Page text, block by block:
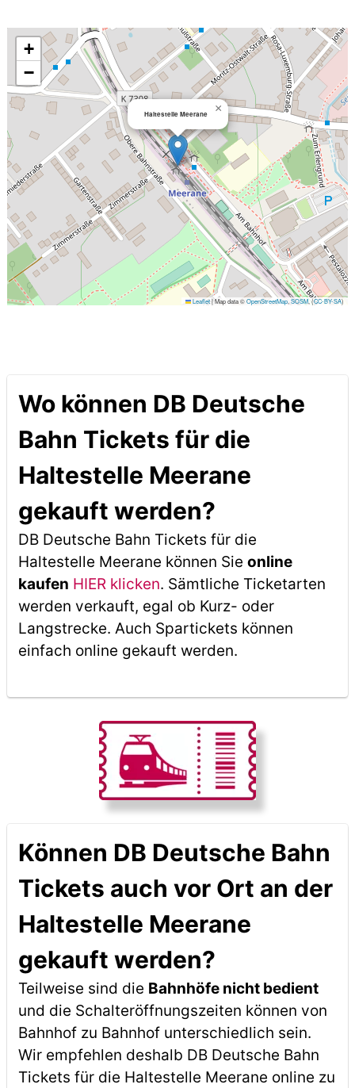
Haltestelle Meerane ×
+
−
Leaflet|Map data ©OpenStreetMap ,SOSM , (CC-BY-SA)
Wo können DB Deutsche
Bahn Tickets für die
Haltestelle Meerane
gekauft werden?
DB Deutsche Bahn Tickets für die
Haltestelle Meerane können Sie online
kaufen HIER klicken. Sämtliche Ticketarten
werden verkauft, egal ob Kurz- oder
Langstrecke. Auch Spartickets können
einfach online gekauft werden.
Können DB Deutsche Bahn
Tickets auch vor Ort an der
Haltestelle Meerane
gekauft werden?
Teilweise sind die Bahnhöfe nicht bedient
und die Schalteröffnungszeiten können von
Bahnhof zu Bahnhof unterschiedlich sein.
Wir empfehlen deshalb DB Deutsche Bahn
Tickets für die Haltestelle Meerane online zu